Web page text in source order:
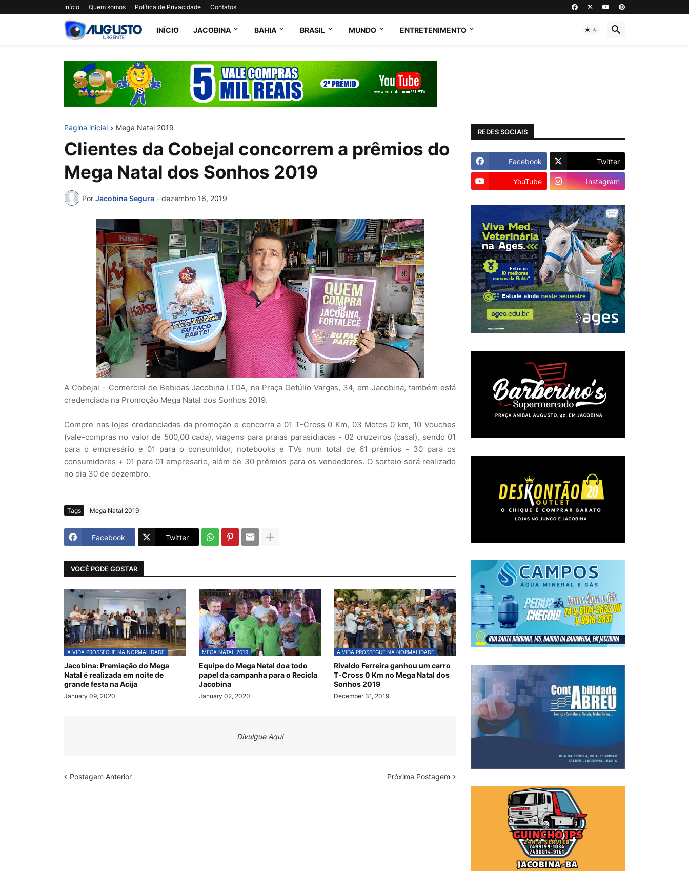
Início Quem somos Política de Privacidade Contatos
INÍCIO JACOBINA BAHIA BRASIL MUNDO ENTRETENIMENTO
Página inicial Mega Natal 2019
Clientes da Cobejal concorrem a prêmios do
Mega Natal dos Sonhos 2019
Por Jacobina Segura - dezembro 16, 2019
A Cobejal - Comercial de Bebidas Jacobina LTDA, na Praça Getúlio Vargas, 34, em Jacobina, também está
credenciada na Promoção Mega Natal dos Sonhos 2019.
Compre nas lojas credenciadas da promoção e concorra a 01 T-Cross 0 Km, 03 Motos 0 km, 10 Vouches
(vale-compras no valor de 500,00 cada), viagens para praias parasidiacas - 02 cruzeiros (casal), sendo 01
para o empresário e 01 para o consumidor, notebooks e TVs num total de 61 prêmios - 30 para os
consumidores + 01 para 01 empresario, além de 30 prêmios para os vendedores. O sorteio será realizado
no dia 30 de dezembro.
Tags Mega Natal 2019
Facebook Twitter
VOCÊ PODE GOSTAR
A VIDA PROSSEGUE NA NORMALIDADE
Jacobina: Premiação do Mega
Natal é realizada em noite de
grande festa na Acija
January 09, 2020
MEGA NATAL 2019
Equipe do Mega Natal doa todo
papel da campanha para o Recicla
Jacobina
January 02, 2020
A VIDA PROSSEGUE NA NORMALIDADE
Rivaldo Ferreira ganhou um carro
T-Cross 0 Km no Mega Natal dos
Sonhos 2019
December 31, 2019
Divulgue Aqui
Postagem Anterior Próxima Postagem
REDES SOCIAIS
Facebook Twitter
YouTube Instagram